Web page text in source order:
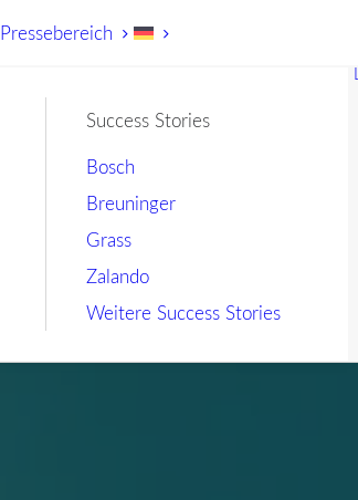
Pressebereich
Success Stories
Bosch
Breuninger
Grass
Zalando
Weitere Success Stories